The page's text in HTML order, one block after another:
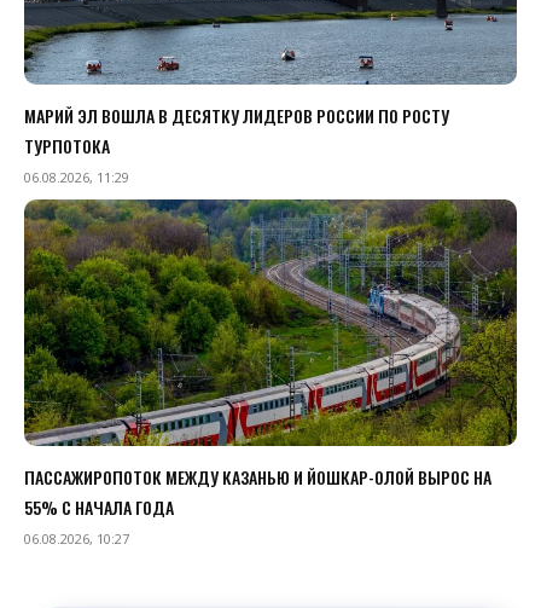
МАРИЙ ЭЛ ВОШЛА В ДЕСЯТКУ ЛИДЕРОВ РОССИИ ПО РОСТУ
ТУРПОТОКА
06.08.2026, 11:29
ПАССАЖИРОПОТОК МЕЖДУ КАЗАНЬЮ И ЙОШКАР-ОЛОЙ ВЫРОС НА
55% С НАЧАЛА ГОДА
06.08.2026, 10:27